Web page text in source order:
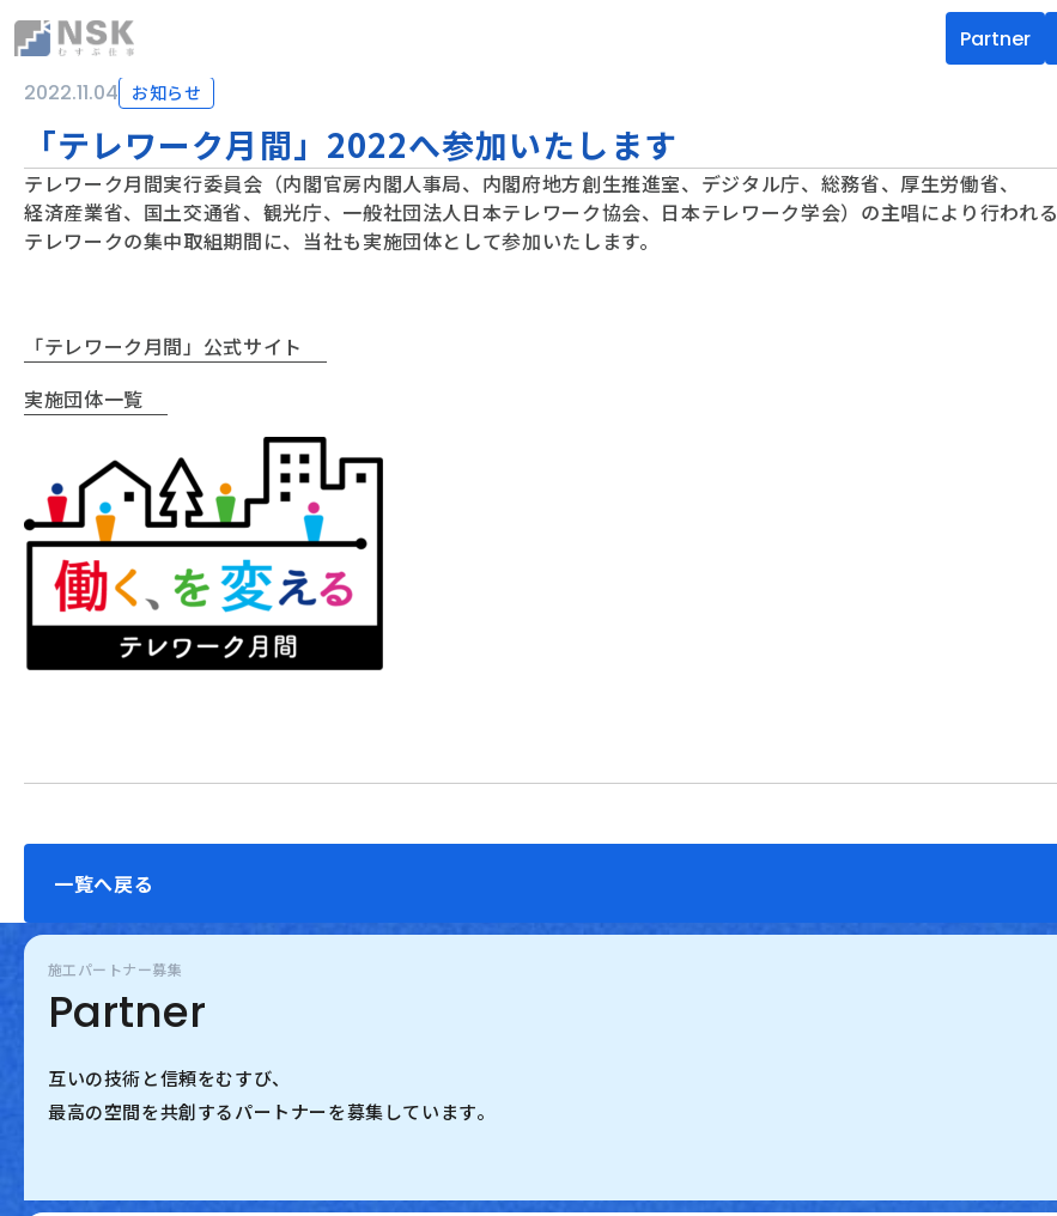
Partner
2022.11.04 お知らせ
「テレワーク月間」2022へ参加いたします
テレワーク月間実行委員会（内閣官房内閣人事局、内閣府地方創生推進室、デジタル庁、総務省、厚生労働省、
経済産業省、国土交通省、観光庁、一般社団法人日本テレワーク協会、日本テレワーク学会）の主唱により行われる
テレワークの集中取組期間に、当社も実施団体として参加いたします。
「テレワーク月間」公式サイト
実施団体一覧
一覧へ戻る
施工パートナー募集
Partner
互いの技術と信頼をむすび、
最高の空間を共創するパートナーを募集しています。